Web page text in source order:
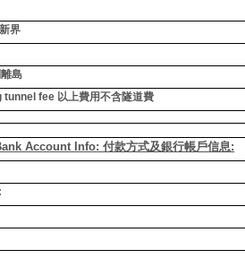
界
島
tunnel fee 以上費用不含隧道費
Account Info: 付款方式及銀行帳戶信息: